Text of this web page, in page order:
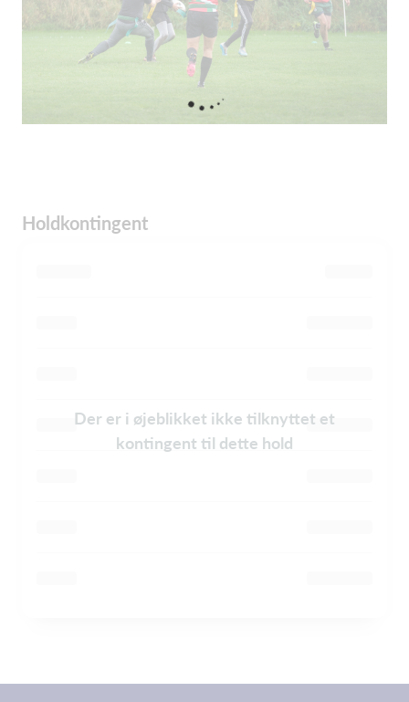
Holdkontingent
Der er i øjeblikket ikke tilknyttet et
kontingent til dette hold